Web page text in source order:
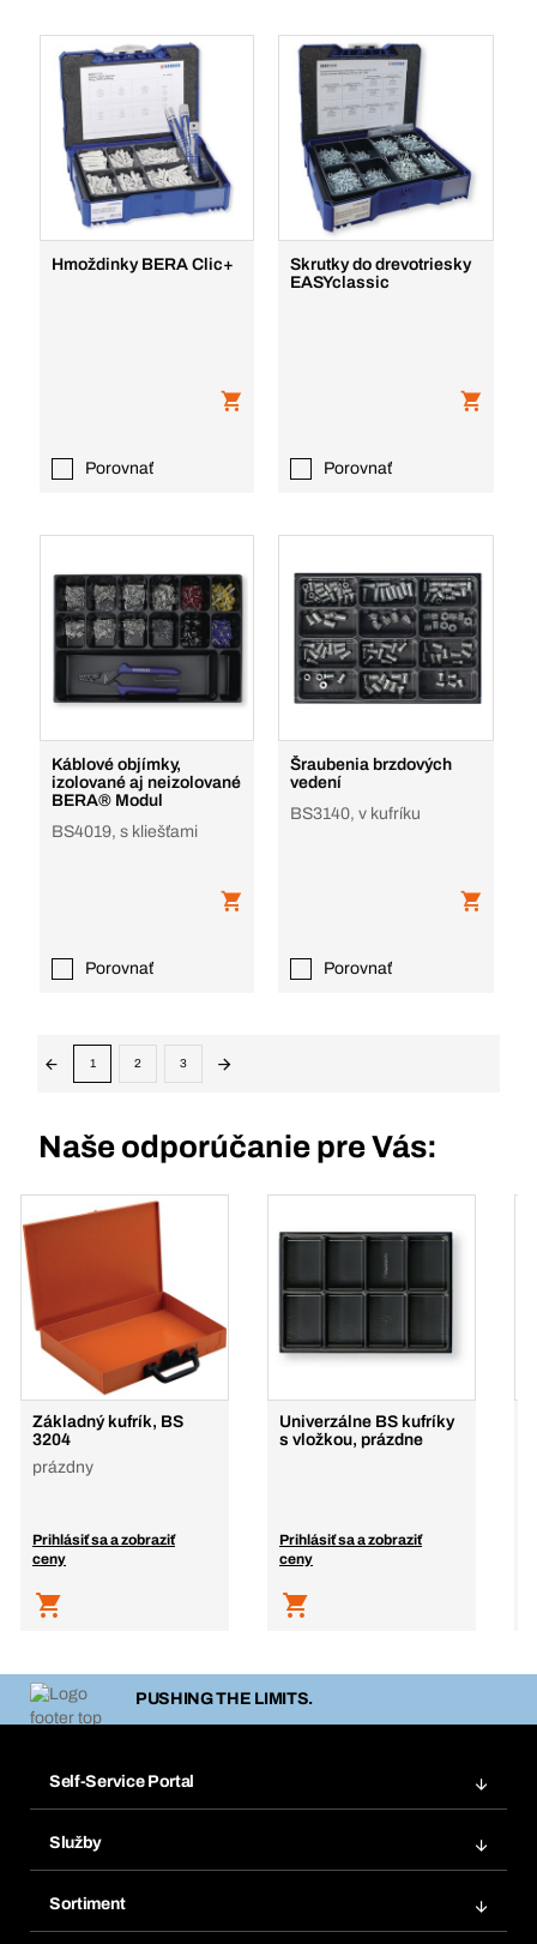
Hmoždinky BERA Clic+
Porovnať
Skrutky do drevotriesky
EASYclassic
Porovnať
Káblové objímky,
izolované aj neizolované
BERA® Modul
BS4019, s kliešťami
Porovnať
Šraubenia brzdových
vedení
BS3140, v kufríku
Porovnať
1 2 3
Naše odporúčanie pre Vás:
Základný kufrík, BS
3204
prázdny
Prihlásiť sa a zobraziť
ceny
Univerzálne BS kufríky
s vložkou, prázdne
Prihlásiť sa a zobraziť
ceny
PUSHING THE LIMITS.
Self-Service Portal
Obľúbené
Opakované objednávky
Služby
Sortiment